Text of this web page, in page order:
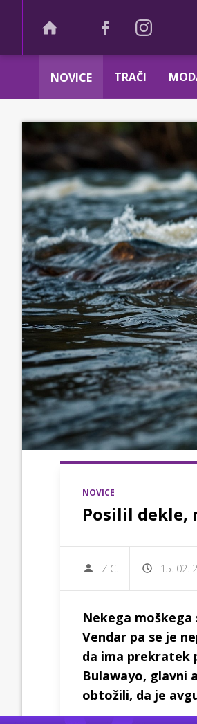
NOVICE TRAČI
NOVICE
Posilil dekle,
Z.C. 15. 02.
Nekega
Vendar pa se je
da ima prekratek
Bulawayo, glavni
obtožili, da je